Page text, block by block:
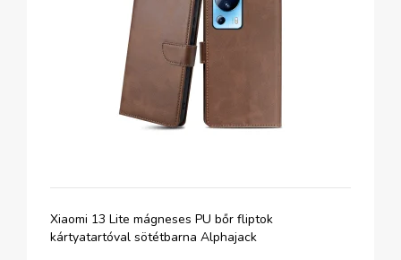
Xiaomi 13 Lite mágneses PU bőr fliptok
kártyatartóval sötétbarna Alphajack